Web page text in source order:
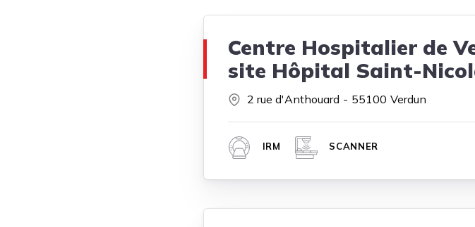
Centre Hospitalier de
site Hôpital Saint-
2 rue d'Anthouard 55100 Verdun
IRM SCANNER